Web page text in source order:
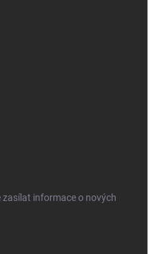
zasílat informace o nových